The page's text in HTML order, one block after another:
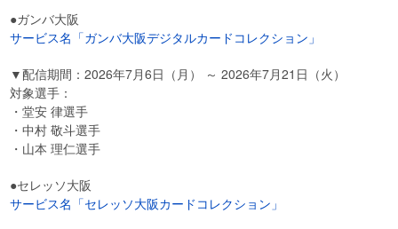
●ガンバ大阪
サービス名「ガンバ大阪デジタルカードコレクション」
▼配信期間：2026年7月6日（月） ～ 2026年7月21日（火）
対象選手：
・堂安 律選手
・中村 敬斗選手
・山本 理仁選手
●セレッソ大阪
サービス名「セレッソ大阪カードコレクション」